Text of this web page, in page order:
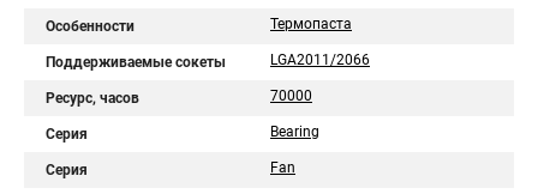
Особенности Термопаста
Поддерживаемые сокеты LGA2011/2066
Ресурс, часов 70000
Серия Bearing
Серия Fan